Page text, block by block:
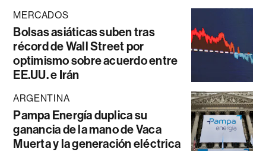
MERCADOS
Bolsas asiáticas suben tras
récord de Wall Street por
optimismo sobre acuerdo entre
EE.UU. e Irán
ARGENTINA
Pampa Energía duplica su
ganancia de la mano de Vaca
Muerta y la generación eléctrica